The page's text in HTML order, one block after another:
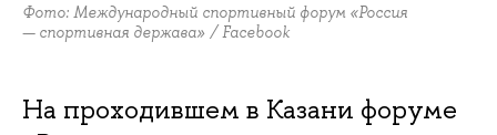
Фото: Международный спортивный форум «Россия
— спортивная держава» / Facebook
На проходившем в Казани форуме